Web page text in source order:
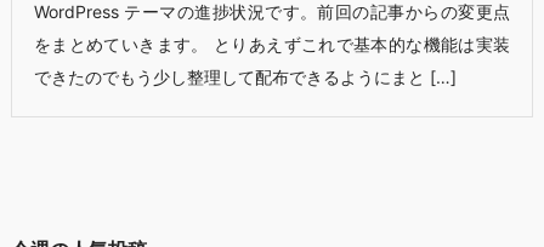
WordPress テーマの進捗状況です。前回の記事からの変更点
をまとめていきます。 とりあえずこれで基本的な機能は実装
できたのでもう少し整理して配布できるようにまと […]